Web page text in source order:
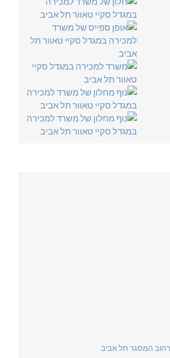
רחוב המסגר תל אביב